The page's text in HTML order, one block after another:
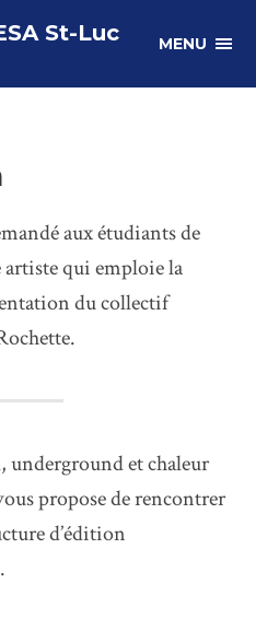
St-Luc
MENU
aux étudiants de
artiste qui emploie la
du collectif
et chaleur
propose de rencontrer
d’édition